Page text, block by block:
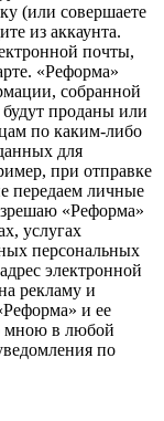
(или совершаете
из аккаунта.
почты,
«Реформа»
собранной
проданы или
по каким-либо
для
при отправке
передаем личные
«Реформа»
услугах
персональных
электронной
рекламу и
и ее
мною в любой
по